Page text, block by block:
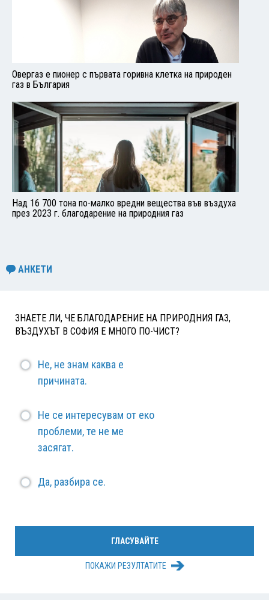
Овергаз е пионер с първата горивна клетка на природен
газ в България
Над 16 700 тона по-малко вредни вещества във въздуха
през 2023 г. благодарение на природния газ
АНКЕТИ
ЗНАЕТЕ ЛИ, ЧЕ БЛАГОДАРЕНИЕ НА ПРИРОДНИЯ ГАЗ,
ВЪЗДУХЪТ В СОФИЯ Е МНОГО ПО-ЧИСТ?
Не, не знам каква е
причината.
Не се интересувам от еко
проблеми, те не ме
засягат.
Да, разбира се.
ПОКАЖИ РЕЗУЛТАТИТЕ